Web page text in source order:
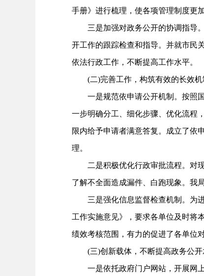
手册》进行梳理，使各项管理制度更
三是加强对政务公开的协调指导。
开工作的跟踪检查和指导。并就市民
依法行政工作，不断提高工作水平。
(二)完善工作，构筑有效的长效机
一是规范依申请公开机制。按照国
一步明确分工、细化步骤、优化流程
限内给予申请者满意答复。成立了依
理。
二是积极优化行政审批流程。对现
了解不全面造成漏件、白跑现象。我
三是强化信息监督检查机制。为进
工作实施意见》，要求各单位及时将
绩效考核范围，有力的促进了各单位
(三)创新载体，不断提高政务公开
一是依托政府门户网站，开展网上